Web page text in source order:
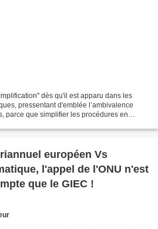
dès qu'il est apparu dans les
pressentant d'emblée l’ambivalence
parce que simplifier les procédures en
européen Vs
l'appel de l'ONU n'est
que le GIEC !